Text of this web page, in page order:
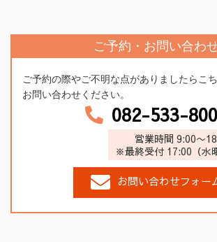
ご予約・お問い合わ
ご予約の際やご不明な点がありましたらこ
お問い合わせください。
082-533-
営業時間 9:00〜
※最終受付 17:00（水
お問い合わせフォー